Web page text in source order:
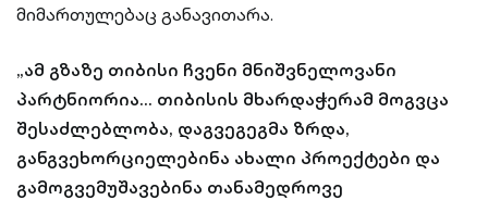
მიმართულებაც განავითარა.
„ამ გზაზე თიბისი ჩვენი მნიშვნელოვანი
პარტნიორია… თიბისის მხარდაჭერამ მოგვცა
შესაძლებლობა, დაგვეგეგმა ზრდა,
განგვეხორციელებინა ახალი პროექტები და
გამოგვემუშავებინა თანამედროვე